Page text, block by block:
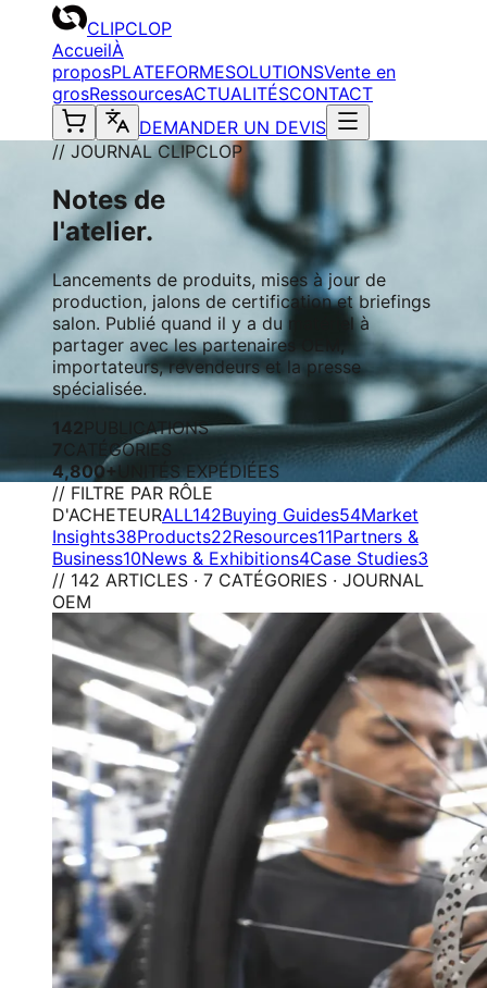
CLIPCLOP
AccueilÀ
proposPLATEFORMESOLUTIONSVente en
grosRessourcesACTUALITÉSCONTACT
DEMANDER UN DEVIS
// JOURNAL CLIPCLOP
Notes de
l'atelier.
Lancements de produits, mises à jour de
production, jalons de certification et briefings
salon. Publié quand il y a du matériel à
partager avec les partenaires OEM,
importateurs, revendeurs et la presse
spécialisée.
142
PUBLICATIONS
CATÉGORIES
4,800+UNITÉS EXPÉDIÉES
// FILTRE PAR RÔLE
D'ACHETEURALL142Buying Guides54Market
Insights38Products22Resources11Partners &
Business10News & Exhibitions4Case Studies3
// 142 ARTICLES · 7 CATÉGORIES · JOURNAL
OEM